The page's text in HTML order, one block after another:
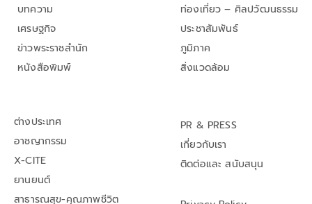
บทความ
เศรษฐกิจ
ข่าวพระราชสำนัก
หนังสือพิมพ์
ท่องเที่ยว – ศิลปวัฒนธรรม
ประชาสัมพันธ์
ภูมิภาค
สิ่งแวดล้อม
ต่างประเทศ
อาชญากรรม
X-CITE
ยานยนต์
สาธารณสุข-คุณภาพชีวิต
PR & PRESS
เกี่ยวกับเรา
ติดต่อและ สนับสนุน